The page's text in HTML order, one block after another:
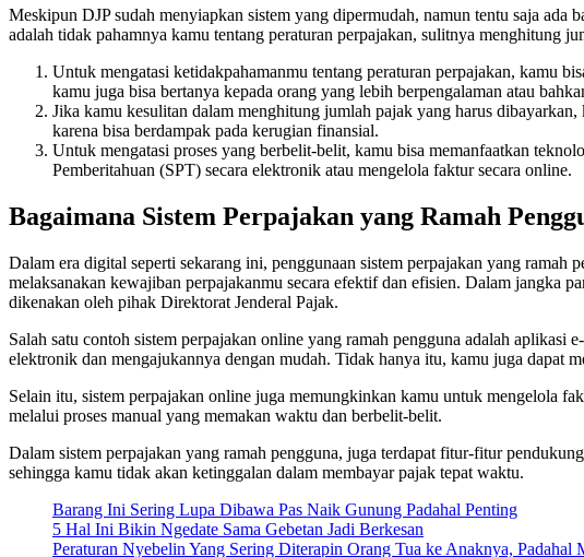
Meskipun DJP sudah menyiapkan sistem yang dipermudah, namun tentu saja
adalah tidak pahamnya kamu tentang peraturan perpajakan, sulitnya menghitung
Untuk mengatasi ketidakpahamanmu tentang peraturan perpajakan, kamu
kamu juga bisa bertanya kepada orang yang lebih berpengalaman atau
Jika kamu kesulitan dalam menghitung jumlah pajak yang harus
karena bisa berdampak pada kerugian finansial.
Untuk mengatasi proses yang berbelit-belit, kamu bisa memanfaatkan
Pemberitahuan (SPT) secara elektronik atau mengelola faktur secara online.
Bagaimana Sistem Perpajakan yang Ramah
Dalam era digital seperti sekarang ini, penggunaan sistem perpajakan yang
melaksanakan kewajiban perpajakanmu secara efektif dan efisien. Dalam jangka
dikenakan oleh pihak Direktorat Jenderal Pajak.
Salah satu contoh sistem perpajakan online yang ramah pengguna adalah
elektronik dan mengajukannya dengan mudah. Tidak hanya itu, kamu juga dapat
Selain itu, sistem perpajakan online juga memungkinkan kamu untuk mengelola
melalui proses manual yang memakan waktu dan berbelit-belit.
Dalam sistem perpajakan yang ramah pengguna, juga terdapat fitur-fitur
sehingga kamu tidak akan ketinggalan dalam membayar pajak tepat waktu.
Barang Ini Sering Lupa Dibawa Pas Naik Gunung Padahal Penting
5 Hal Ini Bikin Ngedate Sama Gebetan Jadi Berkesan
Peraturan Nyebelin Yang Sering Diterapin Orang Tua ke Anaknya, Padahal